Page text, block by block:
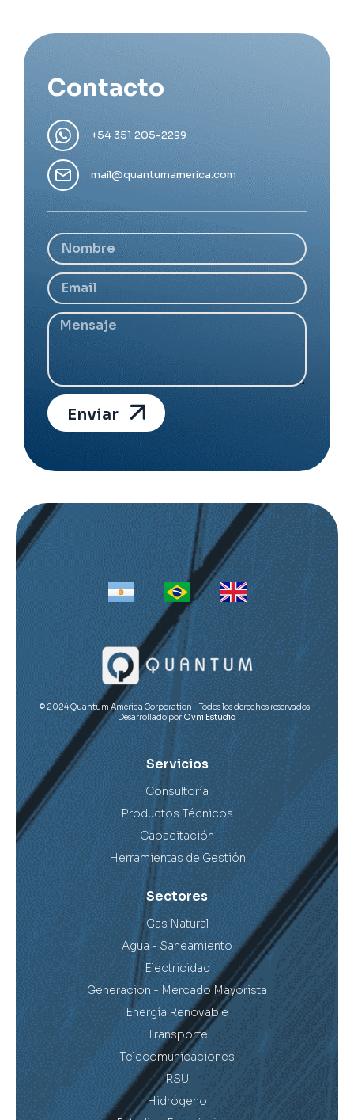
Contacto
+54 351 205-2299
mail@quantumamerica.com
Enviar
© 2024 Quantum America Corporation – Todos los derechos reservados –
Desarrollado porOvni Estudio
Servicios
Consultoría
Productos Técnicos
Capacitación
Herramientas de Gestión
Sectores
Gas Natural
Agua - Saneamiento
Electricidad
Generación - Mercado Mayorista
Energía Renovable
Transporte
Telecomunicaciones
RSU
Hidrógeno